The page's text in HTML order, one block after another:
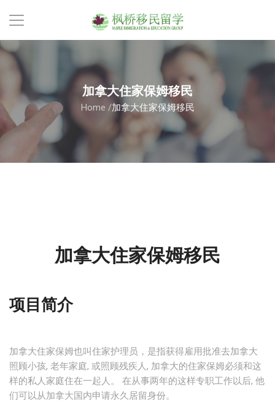
加拿大住家保姆移民
Home /加拿大住家保姆移民
加拿大住家保姆移民
项目简介
加拿大住家保姆也叫住家护理员，是指获得雇用批准去加拿大
照顾小孩, 老年家庭, 或照顾残疾人, 加拿大的住家保姆必须和这
样的私人家庭住在一起人。 在从事两年的这样专职工作以后, 他
们可以从加拿大国内申请永久居留身份。